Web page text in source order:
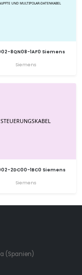
8QN08-1AF0 Siemens
Siemens
2DC00-1BC0 Siemens
Siemens
(Spanien)